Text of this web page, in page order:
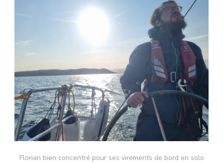
Florian bien concentré pour ses virements de bord en solo